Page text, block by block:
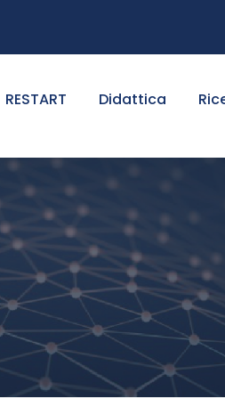
RESTART Didattica